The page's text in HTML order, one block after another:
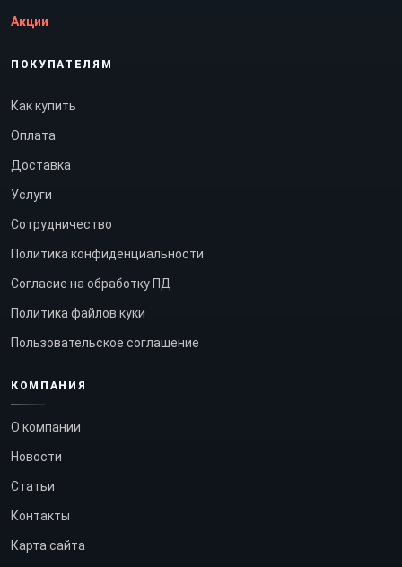
Акции
ПОКУПАТЕЛЯМ
Как купить
Оплата
Доставка
Услуги
Сотрудничество
Политика конфиденциальности
Согласие на обработку ПД
Политика файлов куки
Пользовательское соглашение
КОМПАНИЯ
О компании
Новости
Статьи
Контакты
Карта сайта